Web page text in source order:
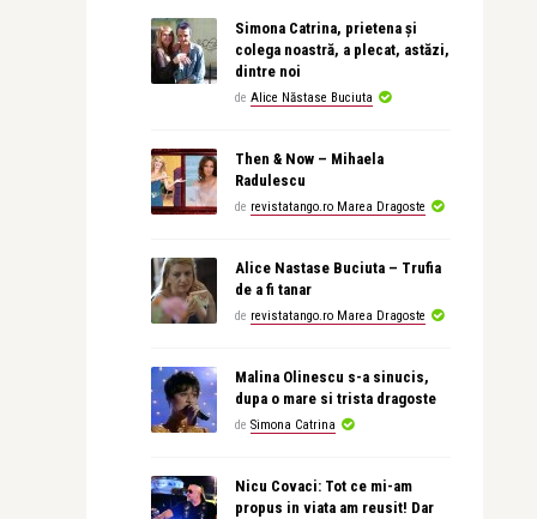
Simona Catrina, prietena și
colega noastră, a plecat, astăzi,
dintre noi
de Alice Năstase Buciuta
Then & Now – Mihaela
Radulescu
de revistatango.ro Marea Dragoste
Alice Nastase Buciuta – Trufia
de a fi tanar
de revistatango.ro Marea Dragoste
Malina Olinescu s-a sinucis,
dupa o mare si trista dragoste
de Simona Catrina
Nicu Covaci: Tot ce mi-am
propus in viata am reusit! Dar